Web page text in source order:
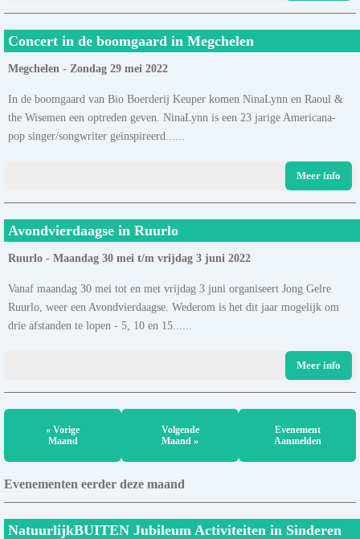
Concert in de boomgaard in Megchelen
Megchelen - Zondag 29 mei 2022
In de boomgaard van Bio Boerderij Keuper komen NinaLynn en Raoul &
the Wisemen een optreden geven. NinaLynn is een 23 jarige Americana-
pop singer/songwriter geïnspireerd......
Meer info
Avondvierdaagse in Ruurlo
Ruurlo - Maandag 30 mei t/m vrijdag 3 juni 2022
Vanaf maandag 30 mei tot en met vrijdag 3 juni organiseert Jong Gelre
Ruurlo, weer een Avondvierdaagse. Wederom is het dit jaar mogelijk om
drie afstanden te lopen - 5, 10 en 15......
Meer info
« Vorige
Maand
Volgende
Maand »
Evenement
Aanmelden
Evenementen eerder deze maand
NatuurlijkBUITEN Jubileum Activiteiten in Sinderen